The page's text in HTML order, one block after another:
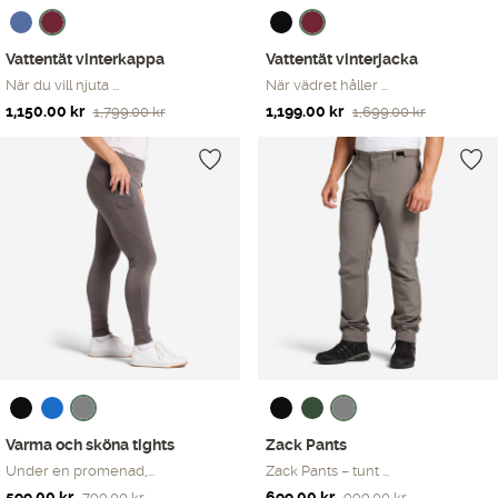
Vattentät vinterkappa
När du vill njuta ...
1,799.00kr
Det
ursprungliga
1,150.00 kr
Det
nuvarande
Vattentät vinterjacka
När vädret håller ...
1,699.00kr
Det
ursprungliga
1,699.00 kr.
1,199.00 kr
Det
nuvarande
1,199.00 kr.
Varma och sköna tights
Under en promenad,...
Zack Pants
Zack Pants – tunt ...